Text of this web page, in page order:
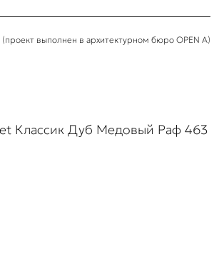
(проект выполнен в архитектурном бюро OPEN A)
Классик Дуб Медовый Раф 463